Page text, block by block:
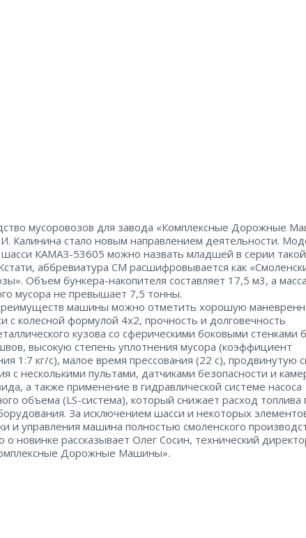
мусоровозов для завода «Комплексные Дорожные
Калинина стало новым направлением деятельности.
КАМАЗ-53605 можно назвать младшей в серии такой
аббревиатура СМ расшифровывается как
Объем бункера-накопителя составляет 17,5 м3, а масса
мусора не превышает 7,5 тонны.
машины можно отметить хорошую
с колесной формулой 4х2, прочность и долговечность
кузова со сферическими боковыми стенками
высокую степень уплотнения мусора (коэффициент
1:7 кг/с), малое время прессования (22 с), продвинутую
с несколькими пультами, датчиками безопасности и
а также применение в гидравлической системе насоса
объема (LS-система), который снижает расход топлива
За исключением шасси и некоторых
и управления машина полностью смоленского
о новинке рассказывает Олег Сосин, технический
Дорожные Машины».